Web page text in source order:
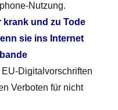
Nutzung.
krank und zu Tode
sie ins Internet
Digitalvorschriften
Verboten für nicht